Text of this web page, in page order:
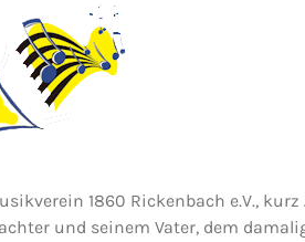
1860 Rickenbach e.V., kurz
und seinem Vater, dem